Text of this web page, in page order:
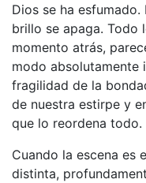
Dios se ha
brillo se apaga. Todo
momento atrás,
modo absolutamente
fragilidad de la
de nuestra estirpe y
que lo reordena todo.
Cuando la escena es
distinta,